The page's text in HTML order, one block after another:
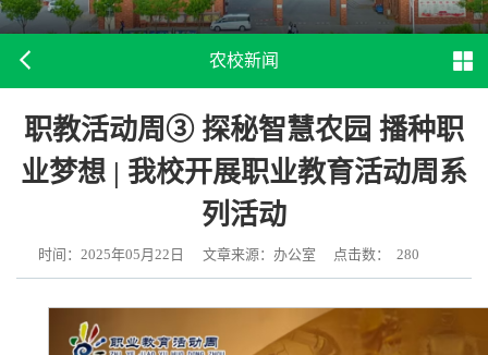
农校新闻
职教活动周③ 探秘智慧农园 播种职
业梦想 | 我校开展职业教育活动周系
列活动
时间：2025年05月22日 文章来源：办公室 点击数： 280